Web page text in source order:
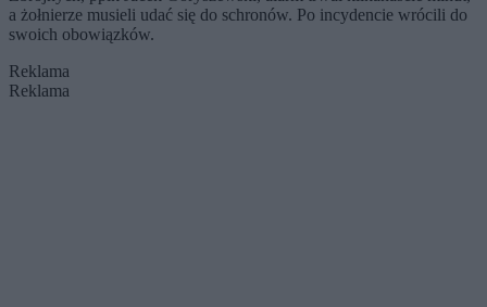
a żołnierze musieli udać się do schronów. Po incydencie wrócili do
swoich obowiązków.
Reklama
Reklama